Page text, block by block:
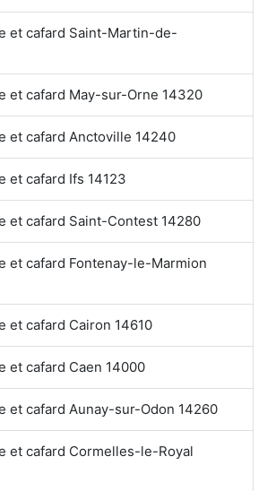
et cafard Saint-Martin-de-
et cafard May-sur-Orne 14320
et cafard Anctoville 14240
et cafard Ifs 14123
et cafard Saint-Contest 14280
et cafard Fontenay-le-Marmion
et cafard Cairon 14610
et cafard Caen 14000
et cafard Aunay-sur-Odon 14260
et cafard Cormelles-le-Royal